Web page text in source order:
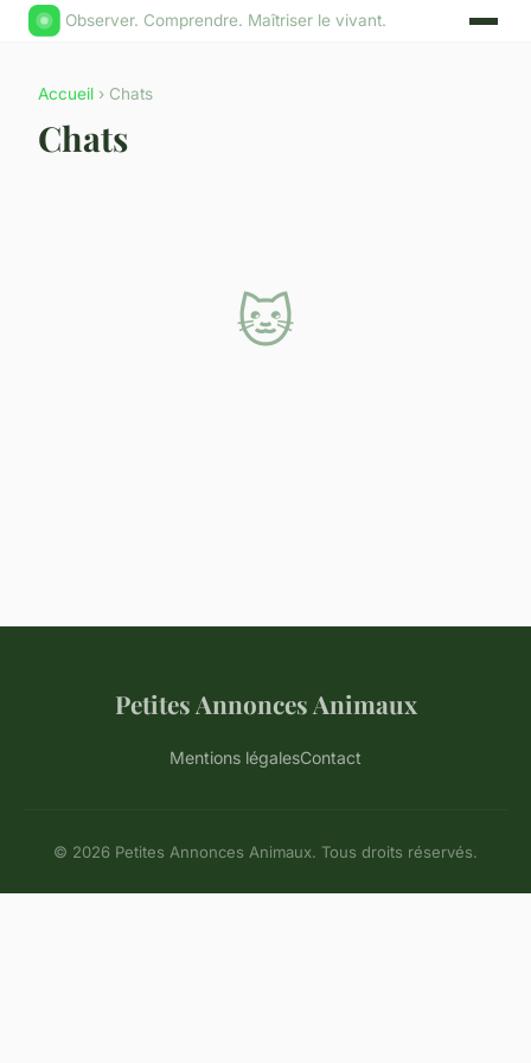
Observer. Comprendre. Maîtriser le vivant.
Accueil › Chats
Chats
🐱
Petites Annonces Animaux
Mentions légalesContact
© 2026 Petites Annonces Animaux. Tous droits réservés.